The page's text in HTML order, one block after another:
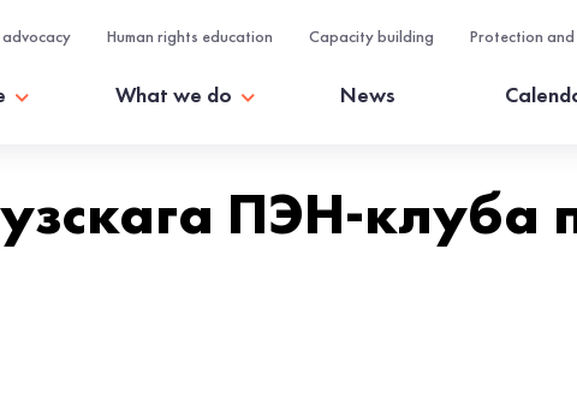
advocacy Human rights education Capacity building Protection
What we do News
ПЭН-клуба